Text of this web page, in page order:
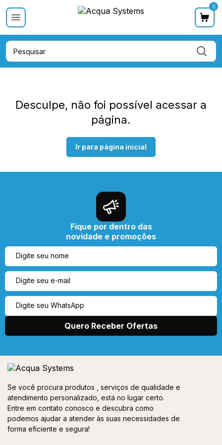
0
Categoria Categoria Categoria
Desculpe, não foi possível acessar a
página.
Ir para página inicial
Fique por dentro das
novidade e promoções
Se você procura produtos , serviços de qualidade e
atendimento personalizado, está no lugar certo.
Entre em contato conosco e descubra como
podemos ajudar a atender às suas necessidades de
forma eficiente e segura!